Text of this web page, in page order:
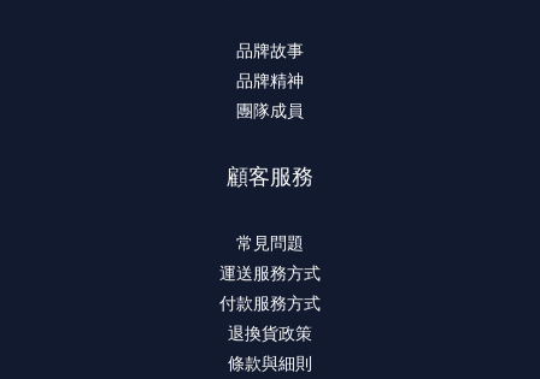
品牌故事
品牌精神
團隊成員
顧客服務
常見問題
運送服務方式
付款服務方式
退換貨政策
條款與細則